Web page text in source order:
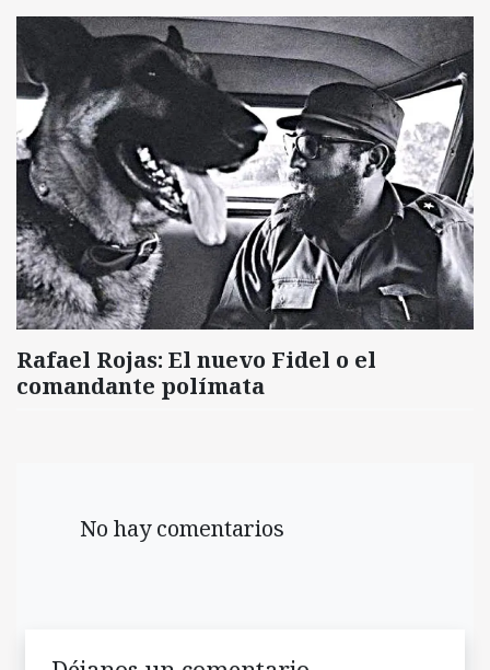
Rafael Rojas: El nuevo Fidel o el
comandante polímata
No hay comentarios